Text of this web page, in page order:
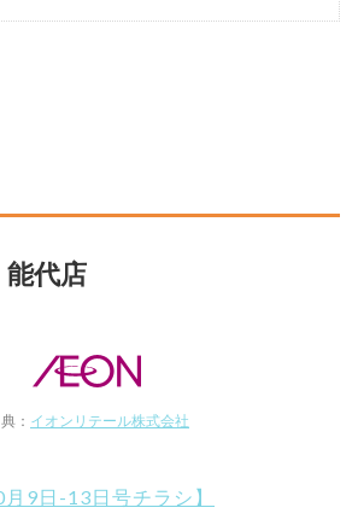
能代店
： イオンリテール株式会社
月9日-13日号チラシ】